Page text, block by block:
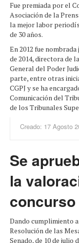
Fue premiada por el
Asociación de la
la mejor labor
de 30 años.
En 2012 fue
de 2014, directora de
General del Poder
parte, entre otras
CGPJ y se ha
Comunicación del
de los Tribunales
Creado: 17 Agosto
Se
la
concurso
Dando cumplimiento
Resolución de las
Senado, de 10 de julio